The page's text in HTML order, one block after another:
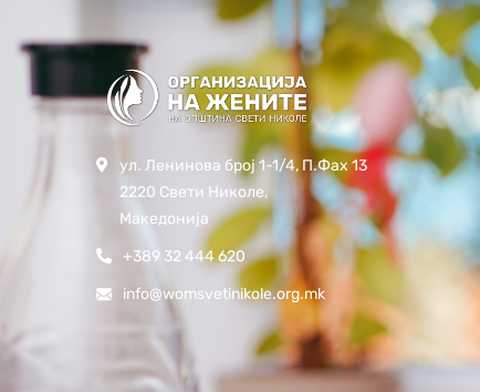
ул. Ленинова број 1-1/4, П.Фах 13
2220 Свети Николе,
Македонија
+389 32 444 620
info@womsvetinikole.org.mk